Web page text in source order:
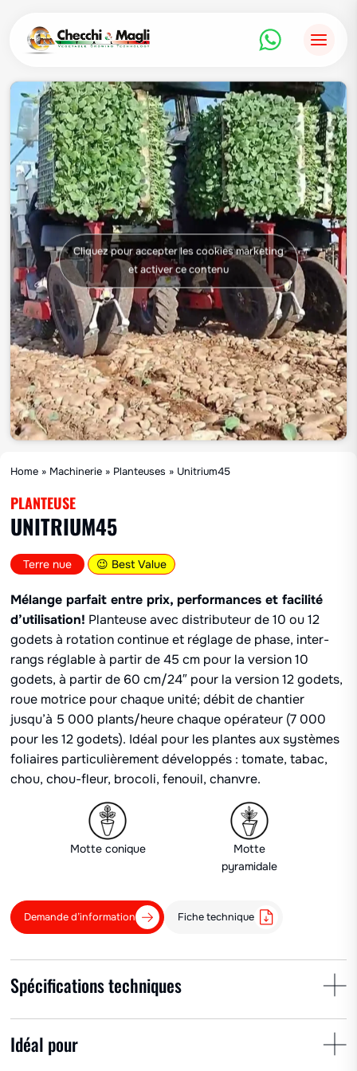
contenu
Cliquez pour accepter les cookies marketing
et activer ce contenu
Home » Machinerie » Planteuses » Unitrium45
PLANTEUSE
UNITRIUM45
Terre nue 😉 Best Value
Mélange parfait entre prix, performances et facilité
d’utilisation! Planteuse avec distributeur de 10 ou 12
godets à rotation continue et réglage de phase, inter-
rangs réglable à partir de 45 cm pour la version 10
godets, à partir de 60 cm/24″ pour la version 12 godets,
roue motrice pour chaque unité; débit de chantier
jusqu’à 5 000 plants/heure chaque opérateur (7 000
pour les 12 godets). Idéal pour les plantes aux systèmes
foliaires particulièrement développés : tomate, tabac,
chou, chou-fleur, brocoli, fenouil, chanvre.
Motte conique
Motte
pyramidale
Demande d’information Fiche technique
Spécifications techniques
min 45 cm
Idéal pour